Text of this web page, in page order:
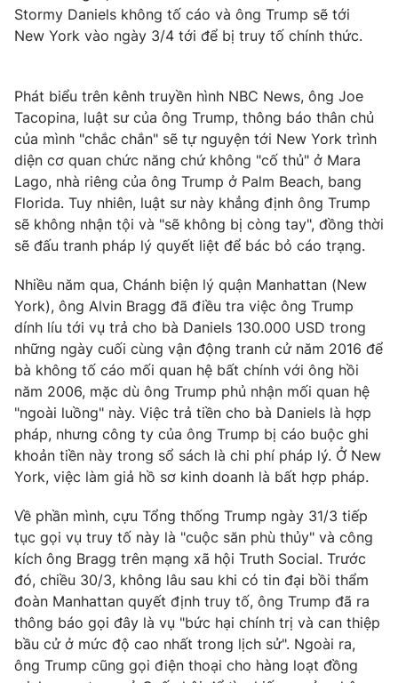
Góc doanh nghiệp
Truyền hình
Hậu trường
Nhân vật
Khán giả
Giải sao mai
Điện ảnh
Âm nhạc
Sao
Đời sống
Du lịch
Làm đẹp
Chất lượng cuộc sống
Giáo dục
Tuyển sinh
Học trực tuyến
Công nghệ
Sản phẩm
Thị trường
Tư vấn
Giao lưu trực tuyến
Lịch phát sóng
Chuyên mục khác
Emagazine Podcast
Photo Infographic
Video Shorts video
VTV Money VTV Thể thao
VTV Sức khoẻ Bất động sản
Stormy Daniels không tố cáo và ông Trump sẽ tới
New York vào ngày 3/4 tới để bị truy tố chính thức.
Phát biểu trên kênh truyền hình NBC News, ông Joe
Tacopina, luật sư của ông Trump, thông báo thân chủ
của mình "chắc chắn" sẽ tự nguyện tới New York trình
diện cơ quan chức năng chứ không "cố thủ" ở Mara
Lago, nhà riêng của ông Trump ở Palm Beach, bang
Florida. Tuy nhiên, luật sư này khẳng định ông Trump
sẽ không nhận tội và "sẽ không bị còng tay", đồng thời
sẽ đấu tranh pháp lý quyết liệt để bác bỏ cáo trạng.
Nhiều năm qua, Chánh biện lý quận Manhattan (New
York), ông Alvin Bragg đã điều tra việc ông Trump
dính líu tới vụ trả cho bà Daniels 130.000 USD trong
những ngày cuối cùng vận động tranh cử năm 2016 để
bà không tố cáo mối quan hệ bất chính với ông hồi
năm 2006, mặc dù ông Trump phủ nhận mối quan hệ
"ngoài luồng" này. Việc trả tiền cho bà Daniels là hợp
pháp, nhưng công ty của ông Trump bị cáo buộc ghi
khoản tiền này trong sổ sách là chi phí pháp lý. Ở New
York, việc làm giả hồ sơ kinh doanh là bất hợp pháp.
Về phần mình, cựu Tổng thống Trump ngày 31/3 tiếp
tục gọi vụ truy tố này là "cuộc săn phù thủy" và công
kích ông Bragg trên mạng xã hội Truth Social. Trước
đó, chiều 30/3, không lâu sau khi có tin đại bồi thẩm
đoàn Manhattan quyết định truy tố, ông Trump đã ra
thông báo gọi đây là vụ "bức hại chính trị và can thiệp
bầu cử ở mức độ cao nhất trong lịch sử". Ngoài ra,
ông Trump cũng gọi điện thoại cho hàng loạt đồng